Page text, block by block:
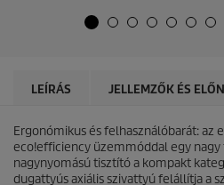
e
ő
s
i
l
l
LEÍRÁS JELLEMZŐK ÉS
Ergonómikus és felhasználóbarát: az
eco!efficiency üzemmóddal egy
nagynyomású tisztító a kompakt
dugattyús axiális szivattyú felállítja a